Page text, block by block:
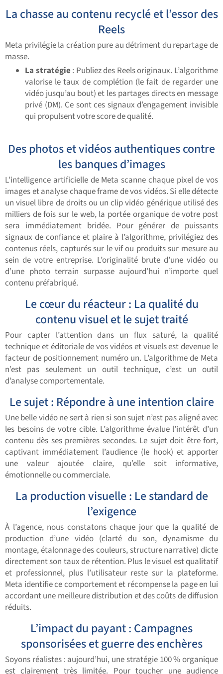
La chasse au contenu recyclé et l’essor des
Reels
Meta privilégie la création pure au détriment du repartage de
masse.
La stratégie: Publiez des Reels originaux. L’algorithme
valorise le taux de complétion (le fait de regarder une
vidéo jusqu’au bout) et les partages directs en message
privé (DM). Ce sont ces signaux d’engagement invisible
qui propulsent votre score de qualité.
Des photos et vidéos authentiques contre
les banques d’images
L’intelligence artificielle de Meta scanne chaque pixel de vos
images et analyse chaque frame de vos vidéos. Si elle détecte
un visuel libre de droits ou un clip vidéo générique utilisé des
milliers de fois sur le web, la portée organique de votre post
sera immédiatement bridée. Pour générer de puissants
signaux de confiance et plaire à l’algorithme, privilégiez des
contenus réels, capturés sur le vif ou produits sur mesure au
sein de votre entreprise. L’originalité brute d’une vidéo ou
d’une photo terrain surpasse aujourd’hui n’importe quel
contenu préfabriqué.
Le cœur du réacteur : La qualité du
contenu visuel et le sujet traité
Pour capter l’attention dans un flux saturé, la qualité
technique et éditoriale de vos vidéos et visuels est devenue le
facteur de positionnement numéro un. L’algorithme de Meta
n’est pas seulement un outil technique, c’est un outil
d’analyse comportementale.
Le sujet : Répondre à une intention claire
Une belle vidéo ne sert à rien si son sujet n’est pas aligné avec
les besoins de votre cible. L’algorithme évalue l’intérêt d’un
contenu dès ses premières secondes. Le sujet doit être fort,
captivant immédiatement l’audience (le hook) et apporter
une valeur ajoutée claire, qu’elle soit informative,
émotionnelle ou commerciale.
La production visuelle : Le standard de
l’exigence
À l’agence, nous constatons chaque jour que la qualité de
production d’une vidéo (clarté du son, dynamisme du
montage, étalonnage des couleurs, structure narrative) dicte
directement son taux de rétention. Plus le visuel est qualitatif
et professionnel, plus l’utilisateur reste sur la plateforme.
Meta identifie ce comportement et récompense la page en lui
accordant une meilleure distribution et des coûts de diffusion
réduits.
L’impact du payant : Campagnes
sponsorisées et guerre des enchères
Soyons réalistes : aujourd’hui, une stratégie 100 % organique
est clairement très limitée. Pour toucher une audience